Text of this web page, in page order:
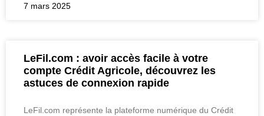
7 mars 2025
LeFil.com : avoir accès facile à votre
compte Crédit Agricole, découvrez les
astuces de connexion rapide
LeFil.com représente la plateforme numérique du Crédit